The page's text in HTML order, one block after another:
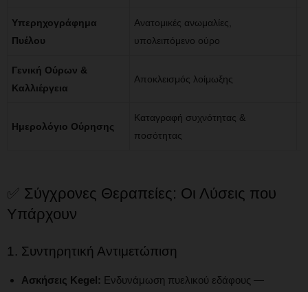
Υπερηχογράφημα
Πυέλου
Ανατομικές ανωμαλίες,
υπολειπόμενο ούρο
Γενική Ούρων &
Καλλιέργεια
Αποκλεισμός λοίμωξης
Ημερολόγιο Ούρησης
Καταγραφή συχνότητας &
ποσότητας
✅ Σύγχρονες Θεραπείες: Οι Λύσεις που
Υπάρχουν
1. Συντηρητική Αντιμετώπιση
Ασκήσεις Kegel: Ενδυνάμωση πυελικού εδάφους —